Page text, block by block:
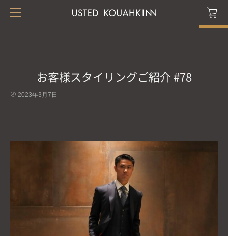
お客様スタイリングご紹介 #78
2023年3月7日